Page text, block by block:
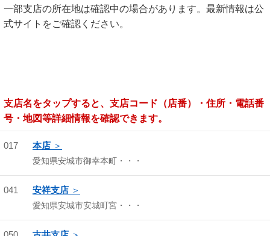
一部支店の所在地は確認中の場合があります。最新情報は公
式サイトをご確認ください。
支店名をタップすると、支店コード（店番）・住所・電話番
号・地図等詳細情報を確認できます。
017 本店
愛知県安城市御幸本町・・・
041 安祥支店
愛知県安城市安城町宮・・・